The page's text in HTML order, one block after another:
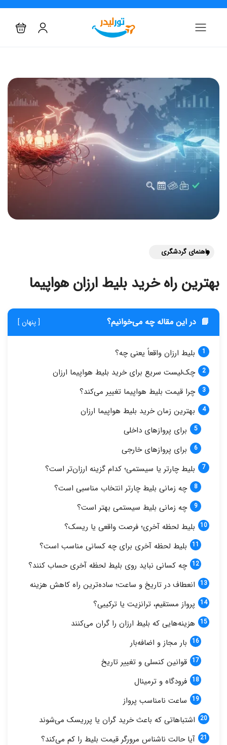
راهنمای گردشگری
بهترین راه خرید بلیط ارزان هواپیما
📘 در این مقاله چه می‌خوانیم؟ [ پنهان ]
بلیط ارزان واقعاً یعنی چه؟
چک‌لیست سریع برای خرید بلیط هواپیما ارزان
چرا قیمت بلیط هواپیما تغییر می‌کند؟
بهترین زمان خرید بلیط هواپیما ارزان
برای پروازهای داخلی
برای پروازهای خارجی
بلیط چارتر یا سیستمی؛ کدام گزینه ارزان‌تر است؟
چه زمانی بلیط چارتر انتخاب مناسبی است؟
چه زمانی بلیط سیستمی بهتر است؟
بلیط لحظه آخری؛ فرصت واقعی یا ریسک؟
بلیط لحظه آخری برای چه کسانی مناسب است؟
چه کسانی نباید روی بلیط لحظه آخری حساب کنند؟
انعطاف در تاریخ و ساعت؛ ساده‌ترین راه کاهش هزینه
پرواز مستقیم، ترانزیت یا ترکیبی؟
هزینه‌هایی که بلیط ارزان را گران می‌کنند
بار مجاز و اضافه‌بار
قوانین کنسلی و تغییر تاریخ
فرودگاه و ترمینال
ساعت نامناسب پرواز
اشتباهاتی که باعث خرید گران یا پرریسک می‌شوند
آیا حالت ناشناس مرورگر قیمت بلیط را کم می‌کند؟